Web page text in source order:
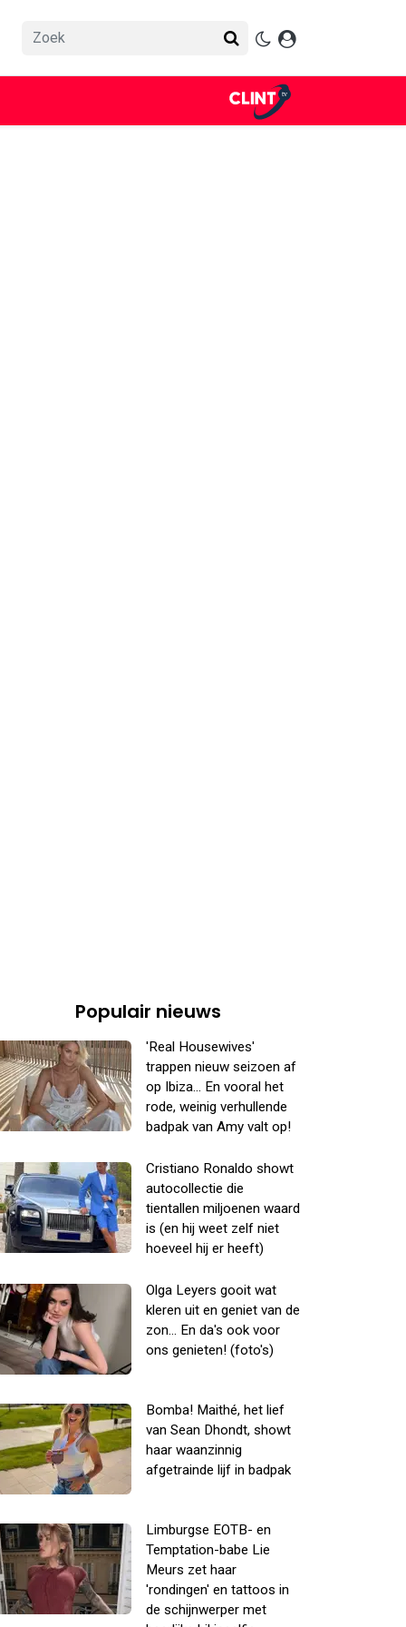
Populair nieuws
'Real Housewives'
trappen nieuw seizoen af
op Ibiza... En vooral het
rode, weinig verhullende
badpak van Amy valt op!
Cristiano Ronaldo showt
autocollectie die
tientallen miljoenen waard
is (en hij weet zelf niet
hoeveel hij er heeft)
Olga Leyers gooit wat
kleren uit en geniet van de
zon... En da's ook voor
ons genieten! (foto's)
Bomba! Maithé, het lief
van Sean Dhondt, showt
haar waanzinnig
afgetrainde lijf in badpak
Limburgse EOTB- en
Temptation-babe Lie
Meurs zet haar
'rondingen' en tattoos in
de schijnwerper met